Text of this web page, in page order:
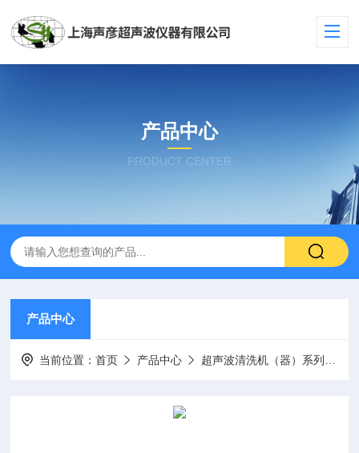
产品中心
PRODUCT CENTER
产品中心
当前位置：首页 产品中心 超声波清洗机（器）系列